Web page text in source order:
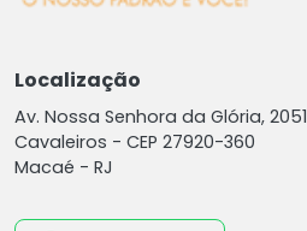
Localização
Av. Nossa Senhora da Glória, 2051
Cavaleiros - CEP 27920-360
Macaé - RJ